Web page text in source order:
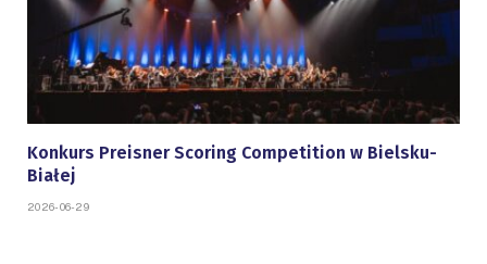
Konkurs Preisner Scoring Competition w Bielsku-
Białej
2026-06-29